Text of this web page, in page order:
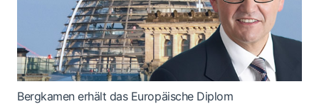
Bergkamen erhält das Europäische Diplom